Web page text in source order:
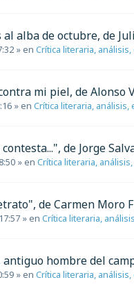
alba de octubre, de
» en Crítica literaria,
mi piel, de Alonso
» en Crítica literaria,
de Jorge
» en Crítica literaria,
de Carmen Moro
» en Crítica literaria,
hombre del
» en Crítica literaria,